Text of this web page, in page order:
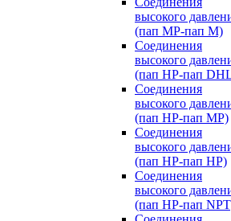
высокого
(пап MP-пап M)
Соединения
высокого
(пап HP-пап
Соединения
высокого
(пап HP-пап MP)
Соединения
высокого
(пап HP-пап HP)
Соединения
высокого
(пап HP-пап